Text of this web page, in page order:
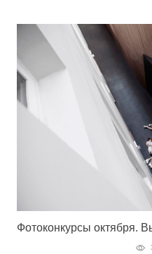
Фотоконкурсы октября.